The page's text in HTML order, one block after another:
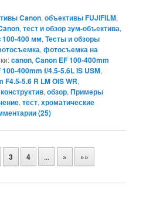
Canon,объективы FUJIFILM,
,тест и обзор зум-объектива,
100-400 мм,Тесты и обзоры
,фотосъемка на
canon,Canon EF 100-400mm
100-400mm f/4.5-5.6L IS USM,
5.6 R LM OIS WR,
конструктив,обзор,Примеры
,тест,хроматические
(25)
3 4 ... » »»